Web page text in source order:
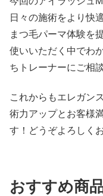
日々の施術をより快
まつ毛パーマ体験を
使いいただく中でわ
ちトレーナーにご相
これからもエレガン
術力アップとお客様
す！どうぞよろしく
おすすめ商